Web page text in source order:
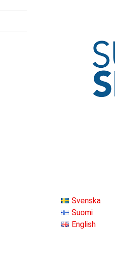
Svenska
Suomi
English